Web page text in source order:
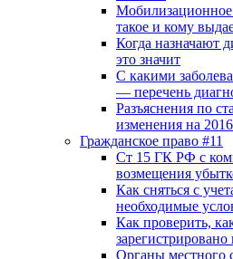
такое и кому
Когда назначают
это значит
С какими
— перечень
Разъяснения по
изменения на
Гражданское право #11
Ст 15 ГК РФ с
возмещения
Как сняться с
необходимые
Как проверить,
зарегистрировано
Органы местного